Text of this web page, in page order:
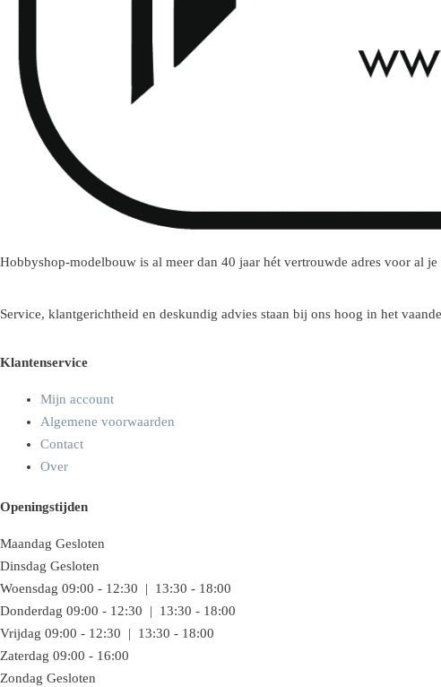
Hobbyshop-modelbouw is al meer dan 40 jaar hét vertrouwde adres voor al
Service, klantgerichtheid en deskundig advies staan bij ons hoog in het
Klantenservice
Mijn account
Algemene voorwaarden
Contact
Over
Openingstijden
Maandag Gesloten
Dinsdag Gesloten
Woensdag 09:00 - 12:30 | 13:30 - 18:00
Donderdag 09:00 - 12:30 | 13:30 - 18:00
Vrijdag 09:00 - 12:30 | 13:30 - 18:00
Zaterdag 09:00 - 16:00
Zondag Gesloten